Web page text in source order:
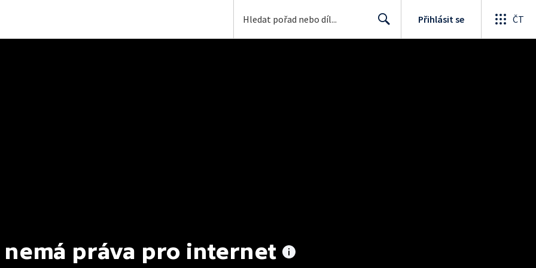
Přihlásit se ČT
nemá práva pro internet